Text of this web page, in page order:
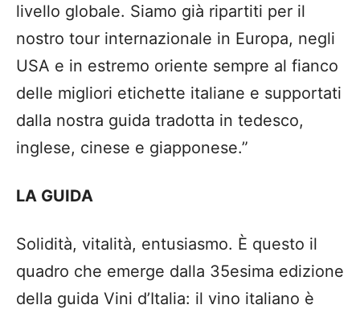
livello globale. Siamo già ripartiti per il
nostro tour internazionale in Europa, negli
USA e in estremo oriente sempre al fianco
delle migliori etichette italiane e supportati
dalla nostra guida tradotta in tedesco,
inglese, cinese e giapponese.”
LA GUIDA
Solidità, vitalità, entusiasmo. È questo il
quadro che emerge dalla 35esima edizione
della guida Vini d’Italia: il vino italiano è